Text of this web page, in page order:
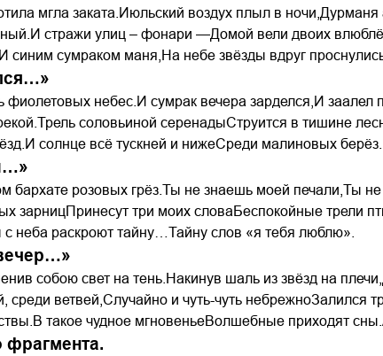
мгла заката.Июльский воздух плыл в
стражи улиц – фонари —Домой вели двоих
синим сумраком маня,На небе звёзды вдруг
фиолетовых небес.И сумрак вечера зарделся,И заалел
соловьиной серенадыСтруится в тишине
солнце всё тускней и нижеСреди малиновых берёз.
бархате розовых грёз.Ты не знаешь моей печали,Ты
зарницПринесут три моих словаБеспокойные трели
с неба раскроют тайну…Тайну слов «я тебя люблю».
собою свет на тень.Накинув шаль из звёзд на
ветвей,Случайно и чуть-чуть небрежноЗалился
такое чудное мгновеньеВолшебные приходят
фрагмента.